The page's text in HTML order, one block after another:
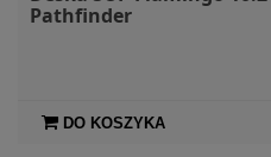
Pathfinder
DO KOSZYKA